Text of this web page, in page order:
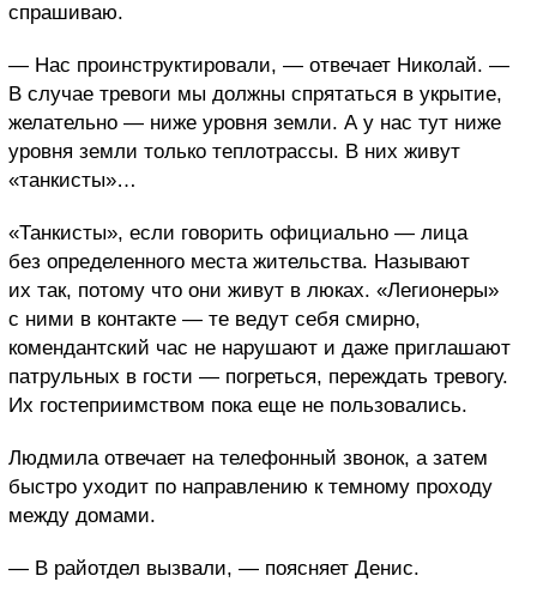
спрашиваю.
— Нас проинструктировали, — отвечает Николай. —
В случае тревоги мы должны спрятаться в укрытие,
желательно — ниже уровня земли. А у нас тут ниже
уровня земли только теплотрассы. В них живут
«танкисты»…
«Танкисты», если говорить официально — лица
без определенного места жительства. Называют
их так, потому что они живут в люках. «Легионеры»
с ними в контакте — те ведут себя смирно,
комендантский час не нарушают и даже приглашают
патрульных в гости — погреться, переждать тревогу.
Их гостеприимством пока еще не пользовались.
Людмила отвечает на телефонный звонок, а затем
быстро уходит по направлению к темному проходу
между домами.
— В райотдел вызвали, — поясняет Денис.